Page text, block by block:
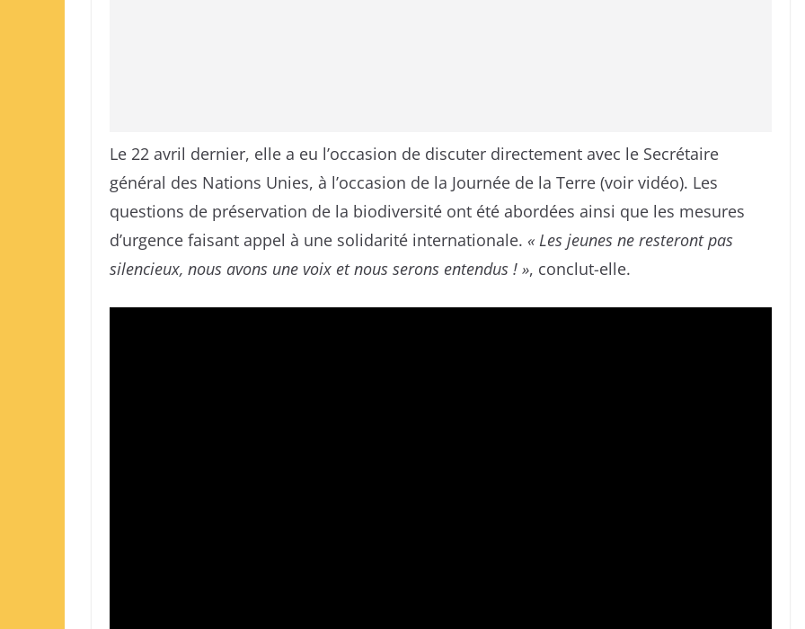
Le 22 avril dernier, elle a eu l’occasion de discuter directement avec le Secrétaire
général des Nations Unies, à l’occasion de la Journée de la Terre (voir vidéo). Les
questions de préservation de la biodiversité ont été abordées ainsi que les mesures
d’urgence faisant appel à une solidarité internationale. « Les jeunes ne resteront pas
silencieux, nous avons une voix et nous serons entendus ! », conclut-elle.